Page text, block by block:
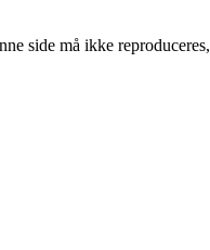
side må ikke reproduceres,